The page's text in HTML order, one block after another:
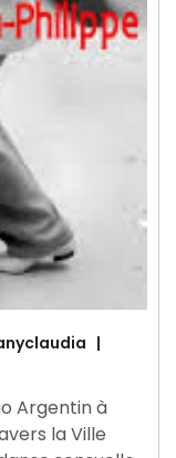
|
Argentin à
la Ville